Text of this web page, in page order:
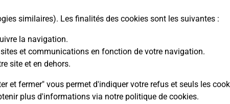
similaires). Les finalités des cookies sont les suivantes :
la navigation.
et communications en fonction de votre navigation.
site et en dehors.
et fermer" vous permet d'indiquer votre refus et seuls les
plus d'informations via notre politique de cookies.